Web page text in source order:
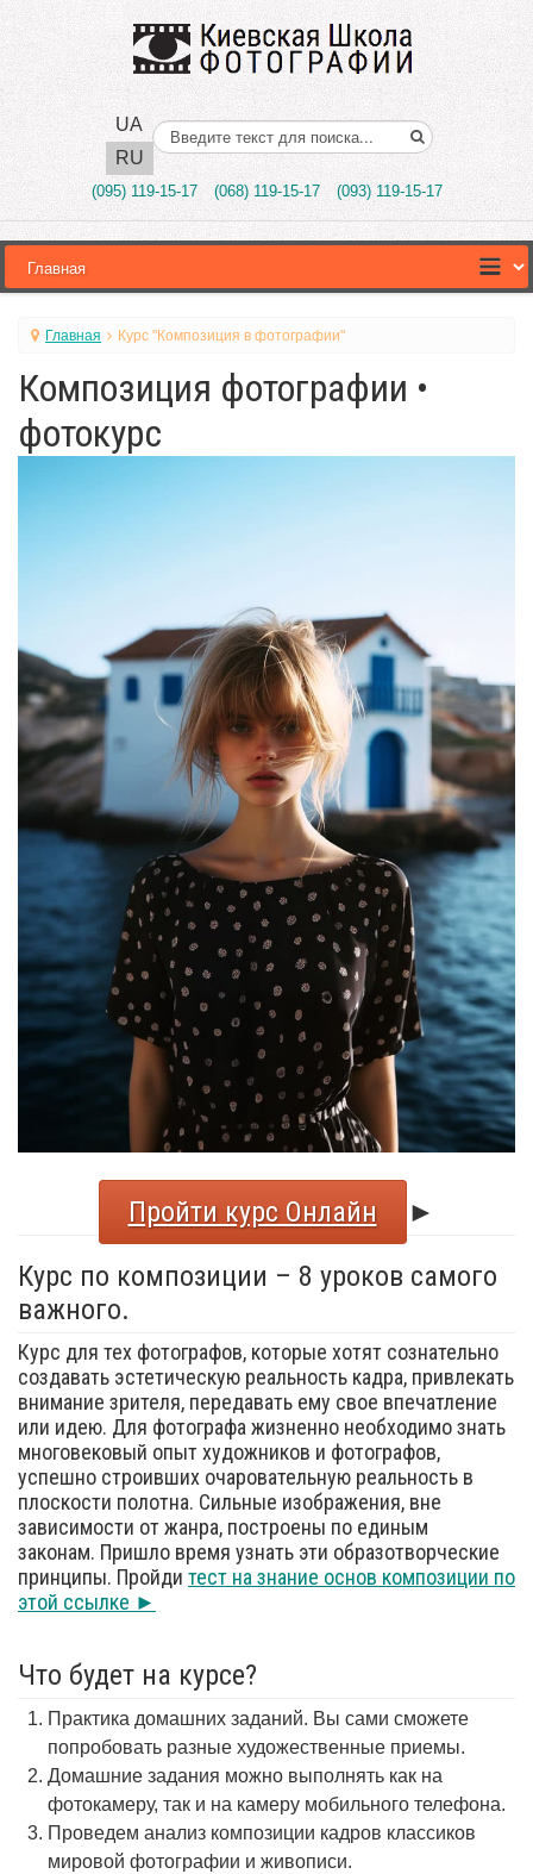
UA
RU
Поиск..
(095) 119-15-17 (068) 119-15-17 (093) 119-15-17
Главная Курс "Композиция в фотографии"
Композиция фотографии •
фотокурс
Пройти курс Онлайн
►
Курс по композиции – 8 уроков самого
важного.
Курс для тех фотографов, которые хотят сознательно
создавать эстетическую реальность кадра, привлекать
внимание зрителя, передавать ему свое впечатление
или идею. Для фотографа жизненно необходимо знать
многовековый опыт художников и фотографов,
успешно строивших очаровательную реальность в
плоскости полотна. Сильные изображения, вне
зависимости от жанра, построены по единым
законам. Пришло время узнать эти образотворческие
принципы. Пройди тест на знание основ композиции по
этой ссылке ►
Что будет на курсе?
Практика домашних заданий. Вы сами сможете
попробовать разные художественные приемы.
Домашние задания можно выполнять как на
фотокамеру, так и на камеру мобильного телефона.
Проведем анализ композиции кадров классиков
мировой фотографии и живописи.